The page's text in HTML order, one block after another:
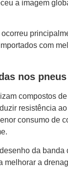
a imagem
com
nos
compostos
resistência
consumo de
da banda
melhorar a